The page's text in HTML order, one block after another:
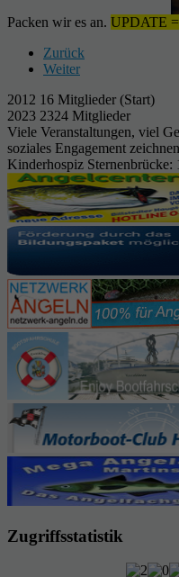
Packen wir es an. UPDATE
Zurück
Weiter
2012 16 Mitglieder (Start)
2023 2324 Mitglieder
Viele Veranstaltungen, viel
soziales Engagement
Kinderhospiz Sternenbrücke:
Zugriffsstatistik